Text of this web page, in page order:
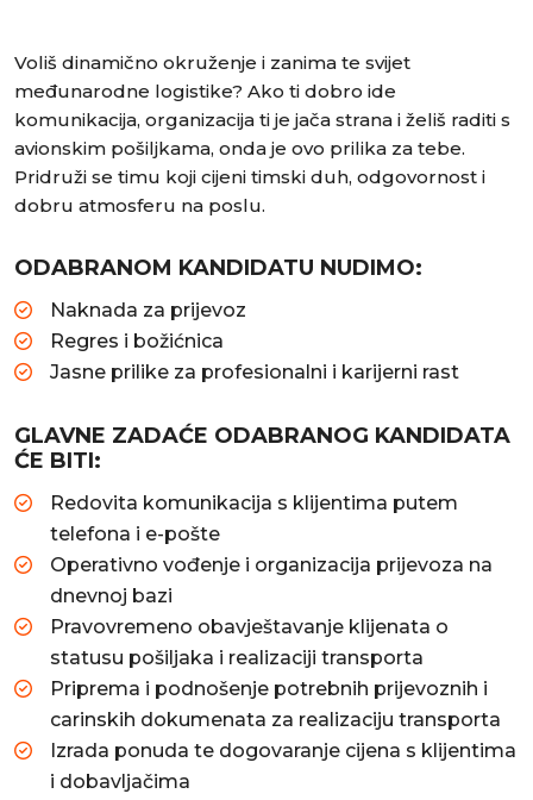
Voliš dinamično okruženje i zanima te svijet
međunarodne logistike? Ako ti dobro ide
komunikacija, organizacija ti je jača strana i želiš raditi s
avionskim pošiljkama, onda je ovo prilika za tebe.
Pridruži se timu koji cijeni timski duh, odgovornost i
dobru atmosferu na poslu.
ODABRANOM KANDIDATU NUDIMO:
Naknada za prijevoz
Regres i božićnica
Jasne prilike za profesionalni i karijerni rast
GLAVNE ZADAĆE ODABRANOG KANDIDATA
ĆE BITI:
Redovita komunikacija s klijentima putem
telefona i e-pošte
Operativno vođenje i organizacija prijevoza na
dnevnoj bazi
Pravovremeno obavještavanje klijenata o
statusu pošiljaka i realizaciji transporta
Priprema i podnošenje potrebnih prijevoznih i
carinskih dokumenata za realizaciju transporta
Izrada ponuda te dogovaranje cijena s klijentima
i dobavljačima